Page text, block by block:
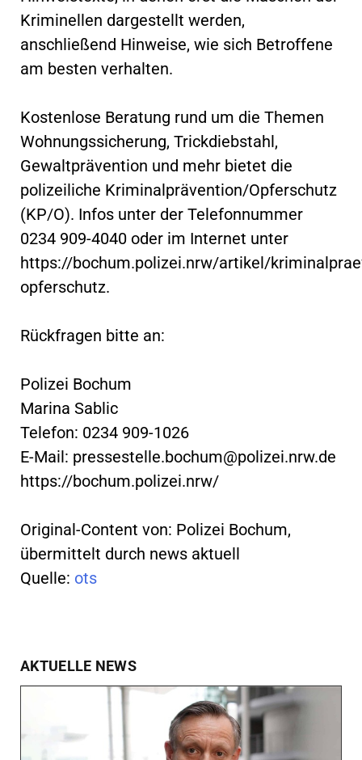
Kriminellen dargestellt werden,
anschließend Hinweise, wie sich Betroffene
am besten verhalten.
Kostenlose Beratung rund um die Themen
Wohnungssicherung, Trickdiebstahl,
Gewaltprävention und mehr bietet die
polizeiliche Kriminalprävention/Opferschutz
(KP/O). Infos unter der Telefonnummer
0234 909-4040 oder im Internet unter
https://bochum.polizei.nrw/artikel/
opferschutz.
Rückfragen bitte an:
Polizei Bochum
Marina Sablic
Telefon: 0234 909-1026
E-Mail: pressestelle.bochum@polizei.nrw.de
https://bochum.polizei.nrw/
Original-Content von: Polizei Bochum,
übermittelt durch news aktuell
Quelle: ots
AKTUELLE NEWS